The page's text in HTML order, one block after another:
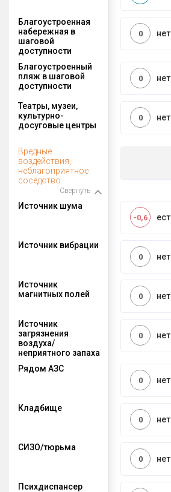
Благоустроенная
набережная в
шаговой
доступности
нет
0
Благоустроенный
пляж в шаговой
доступности
нет
0
Театры, музеи,
культурно-
досуговые центры
нет
0
Вредные
воздействия,
неблагоприятное
соседство
Свернуть
Источник шума
-0,6
Источник вибрации
нет
0
Источник
магнитных полей
нет
0
Источник
загрязнения
воздуха/
неприятного запаха
нет
0
Рядом АЗС
нет
0
Кладбище
нет
0
СИЗО/тюрьма
нет
0
Психдиспансер